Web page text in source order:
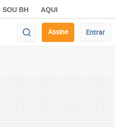
SOU BH AQUI
Assine Entrar